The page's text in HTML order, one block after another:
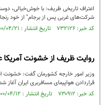
اعتراف تاریخی ظریف: با خوش‌خیالی،
شرکت‌های غربی پس از برجام" از خود
کد خبر: ۷۳۲۱۲۶ تاریخ انتشار : ۱۴۰۰/۰۴/۲۱
روایت ظریف از خشونت آمریکا
وزیر امور خارجه کشورمان گفت: خشونت
قراردادن هواپیمای مسافربری ایران آغاز
کد خبر: ۷۳۰۹۱۲ تاریخ انتشار : ۱۴۰۰/۰۴/۱۲